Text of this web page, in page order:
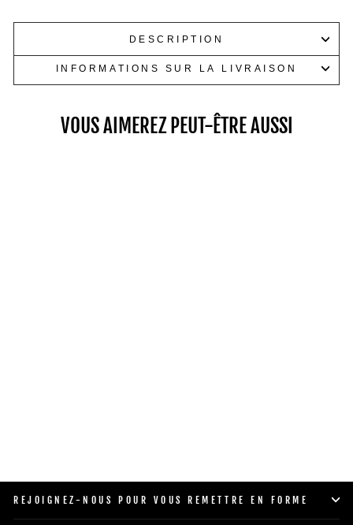
DESCRIPTION
INFORMATIONS SUR LA LIVRAISON
VOUS AIMEREZ PEUT-ÊTRE AUSSI
REJOIGNEZ-NOUS POUR VOUS REMETTRE EN FORME